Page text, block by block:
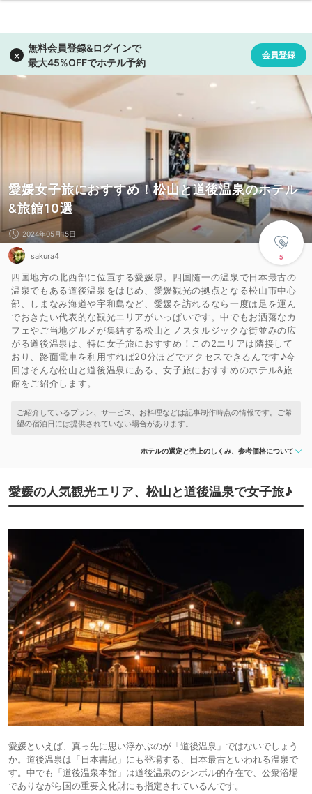
愛媛女子旅におすすめ！松山と道後温泉のホテル
&旅館10選
5
2024年05月15日
sakura4
四国地方の北西部に位置する愛媛県。四国随一の温泉で日本最古の
温泉でもある道後温泉をはじめ、愛媛観光の拠点となる松山市中心
部、しまなみ海道や宇和島など、愛媛を訪れるなら一度は足を運ん
でおきたい代表的な観光エリアがいっぱいです。中でもお洒落なカ
フェやご当地グルメが集結する松山とノスタルジックな街並みの広
がる道後温泉は、特に女子旅におすすめ！この2エリアは隣接して
おり、路面電車を利用すれば20分ほどでアクセスできるんです♪今
回はそんな松山と道後温泉にある、女子旅におすすめのホテル&旅
館をご紹介します。
ホテルの選定と売上のしくみ、参考価格について
愛媛の人気観光エリア、松山と道後温泉で女子旅♪
愛媛といえば、真っ先に思い浮かぶのが「道後温泉」ではないでしょう
か。道後温泉は「日本書紀」にも登場する、日本最古といわれる温泉で
す。中でも「道後温泉本館」は道後温泉のシンボル的存在で、公衆浴場
でありながら国の重要文化財にも指定されているんです。